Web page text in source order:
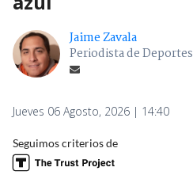
Jaime Zavala
Periodista de
Jueves 06 Agosto, 2026 | 14:40
Seguimos criterios de